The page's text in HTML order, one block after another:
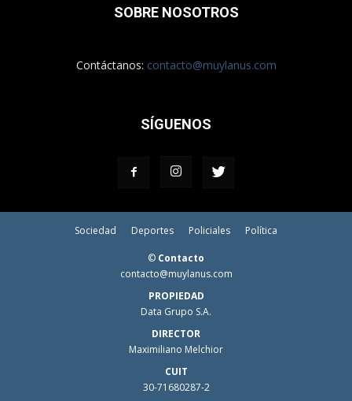
SOBRE NOSOTROS
Contáctanos: contacto@muylanus.com
SÍGUENOS
Sociedad Deportes Policiales Política
© Contacto
contacto@muylanus.com
PROPIEDAD
Data Grupo S.A.
DIRECTOR
Maximiliano Melchior
CUIT
30-71680287-2